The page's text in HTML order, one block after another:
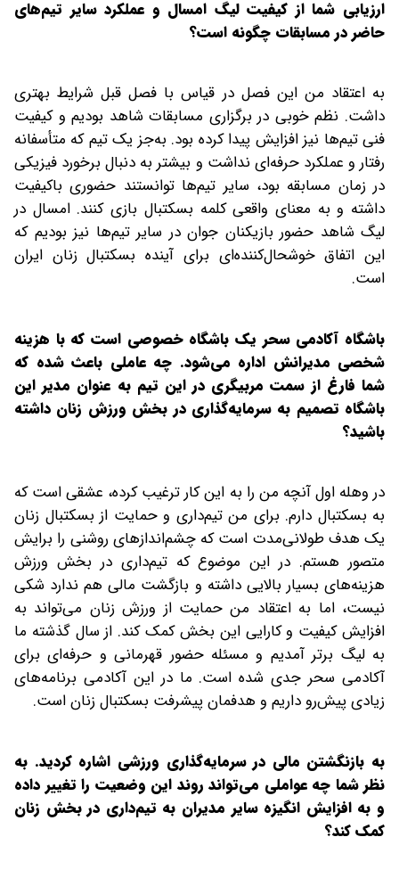
‌ارزیابی شما از کیفیت لیگ امسال و عملکرد سایر تیم‌های
حاضر در مسابقات چگونه است؟
به اعتقاد من این فصل در قیاس با فصل قبل شرایط بهتری
داشت. نظم خوبی در برگزاری مسابقات شاهد بودیم و کیفیت
فنی تیم‌ها نیز افزایش پیدا کرده بود. به‌جز یک تیم که متأسفانه
رفتار و عملکرد حرفه‌ای نداشت و بیشتر به دنبال برخورد فیزیکی
در زمان مسابقه بود، سایر تیم‌ها توانستند حضوری با‌کیفیت
داشته و به معنای واقعی کلمه بسکتبال بازی کنند. امسال در
لیگ شاهد حضور بازیکنان جوان در سایر تیم‌ها نیز بودیم که
این اتفاق خوشحال‌کننده‌ای برای آینده بسکتبال زنان ایران
است.
‌باشگاه آکادمی سحر یک باشگاه خصوصی است که با هزینه
شخصی مدیرانش اداره می‌شود. چه عاملی باعث شده که
شما فارغ از سمت مربیگری در این تیم به عنوان مدیر این
باشگاه تصمیم به سرمایه‌گذاری در بخش ورزش زنان داشته
باشید؟
در وهله اول آنچه من را به این کار ترغیب کرده، عشقی است که
به بسکتبال دارم. برای من تیم‌داری و حمایت از بسکتبال زنان
یک هدف طولانی‌مدت است که چشم‌اندازهای روشنی را برایش
متصور هستم. در این موضوع که تیم‌داری در بخش ورزش
هزینه‌های بسیار بالایی داشته و بازگشت مالی هم ندارد شکی
نیست، اما به اعتقاد من حمایت از ورزش زنان می‌تواند به
افزایش کیفیت و کارایی این بخش کمک کند. از سال گذشته ما
به لیگ برتر آمدیم و مسئله حضور قهرمانی و حرفه‌ای برای
آکادمی سحر جدی شده است. ما در این آکادمی برنامه‌های
زیادی پیش‌رو داریم و هدفمان پیشرفت بسکتبال زنان است.
‌به بازنگشتن مالی در سرمایه‌گذاری ورزشی اشاره کردید. به
نظر شما چه عواملی می‌تواند روند این وضعیت را تغییر داده
و به افزایش انگیزه سایر مدیران به تیم‌داری در بخش زنان
کمک کند؟